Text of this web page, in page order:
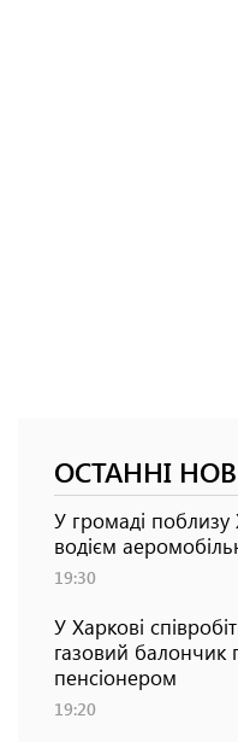
ОСТАННІ
У громаді
водієм
19:30
У Харкові
газовий балончик
пенсіонером
19:20